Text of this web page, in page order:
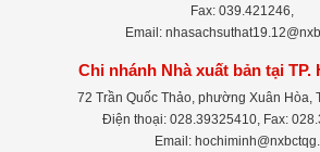
Fax: 039.421246,
Email:
Chi nhánh Nhà xuất bản tại TP.
72 Trần Quốc Thảo, phường Xuân Hòa,
Điện thoại: 028.39325410, Fax:
Email: